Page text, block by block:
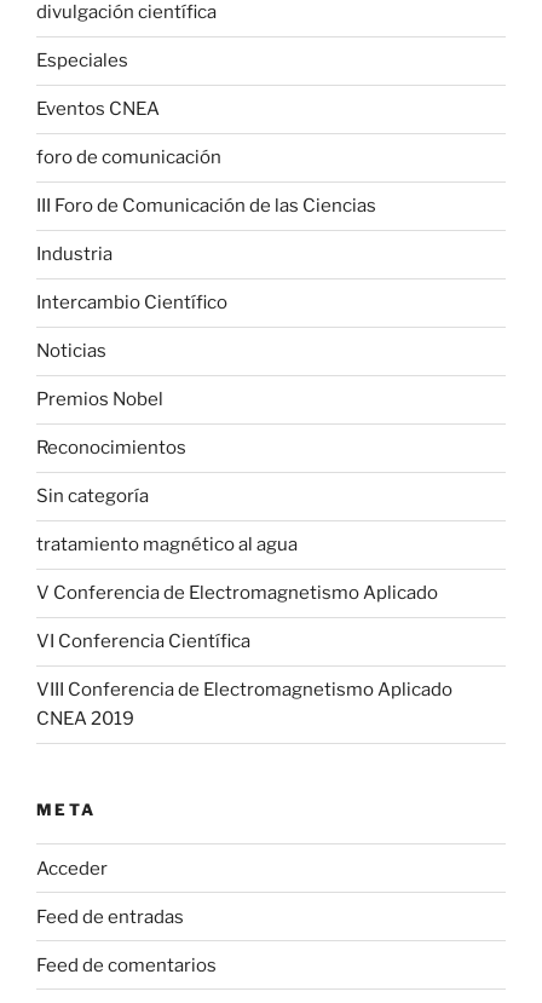
divulgación científica
Especiales
Eventos CNEA
foro de comunicación
III Foro de Comunicación de las Ciencias
Industria
Intercambio Científico
Noticias
Premios Nobel
Reconocimientos
Sin categoría
tratamiento magnético al agua
V Conferencia de Electromagnetismo Aplicado
VI Conferencia Científica
VIII Conferencia de Electromagnetismo Aplicado
CNEA 2019
META
Acceder
Feed de entradas
Feed de comentarios